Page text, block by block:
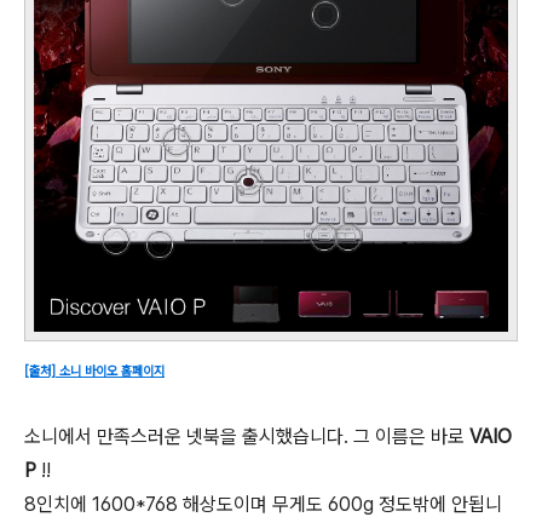
[출처] 소니 바이오 홈페이지
소니에서 만족스러운 넷북을 출시했습니다. 그 이름은 바로 VAIO
P !!
8인치에 1600*768 해상도이며 무게도 600g 정도밖에 안됩니